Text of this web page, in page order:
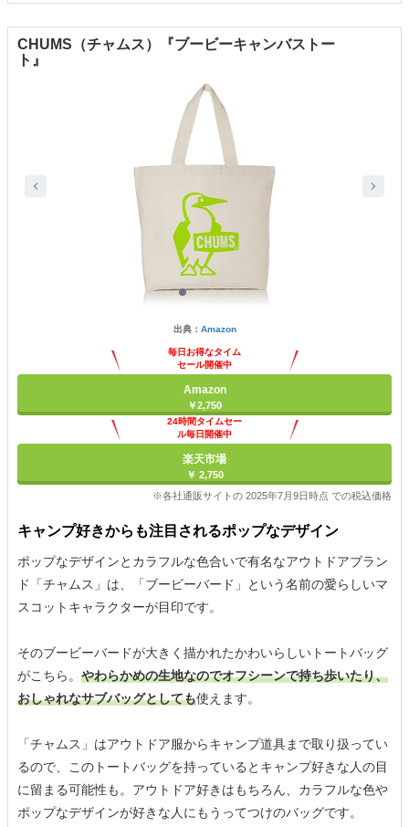
CHUMS（チャムス）『ブービーキャンバストー
ト』
出典： Amazon
毎日お得なタイム
セール開催中
Amazon
￥2,750
24時間タイムセー
ル毎日開催中
楽天市場
￥ 2,750
※各社通販サイトの 2025年7月9日時点 での税込価格
キャンプ好きからも注目されるポップなデザイン
ポップなデザインとカラフルな色合いで有名なアウトドアブラン
ド「チャムス」は、「ブービーバード」という名前の愛らしいマ
スコットキャラクターが目印です。
そのブービーバードが大きく描かれたかわいらしいトートバッグ
がこちら。 やわらかめの生地なのでオフシーンで持ち歩いたり、
おしゃれなサブバッグとしても使えます。
「チャムス」はアウトドア服からキャンプ道具まで取り扱ってい
るので、このトートバッグを持っているとキャンプ好きな人の目
に留まる可能性も。アウトドア好きはもちろん、カラフルな色や
ポップなデザインが好きな人にもうってつけのバッグです。